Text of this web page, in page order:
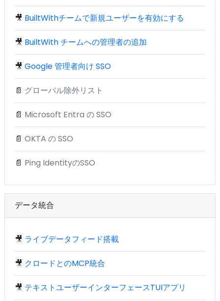
🎥 BuiltWithチームで新規ユーザーを有効にする
🎥 BuiltWith チームへの管理者の追加
🎥 Google 管理者向け SSO
📄 グローバル除外リスト
📄 Microsoft Entra の SSO
📄 OKTA の SSO
📄 Ping IdentityのSSO
データ統合
🎥 ライブデータフィード搭載
🎥 クロードとのMCP統合
🎥 テキストユーザーインターフェースTUIアプリ